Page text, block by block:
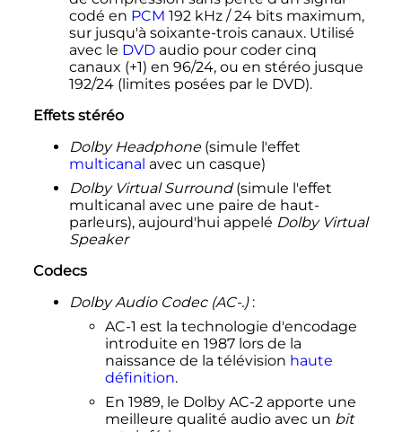
codé en PCM 192 kHz/24 bitsmaximum,
sur jusqu'à soixante-trois canaux. Utilisé
avec le DVDaudio pour coder cinq
canaux (+1) en 96/24, ou en stéréo jusque
192/24 (limites posées par le DVD).
Effets stéréo
Dolby Headphone(simule l'effet
multicanal avec un casque)
Dolby Virtual Surround(simule l'effet
multicanal avec une paire de haut-
parleurs), aujourd'hui appelé Dolby Virtual
Speaker
Codecs
Dolby Audio Codec (AC-.) :
AC-1 est la technologie d'encodage
introduite en 1987 lors de la
naissance de la télévision haute
définition.
En 1989, le Dolby AC-2 apporte une
meilleure qualité audio avec un bit